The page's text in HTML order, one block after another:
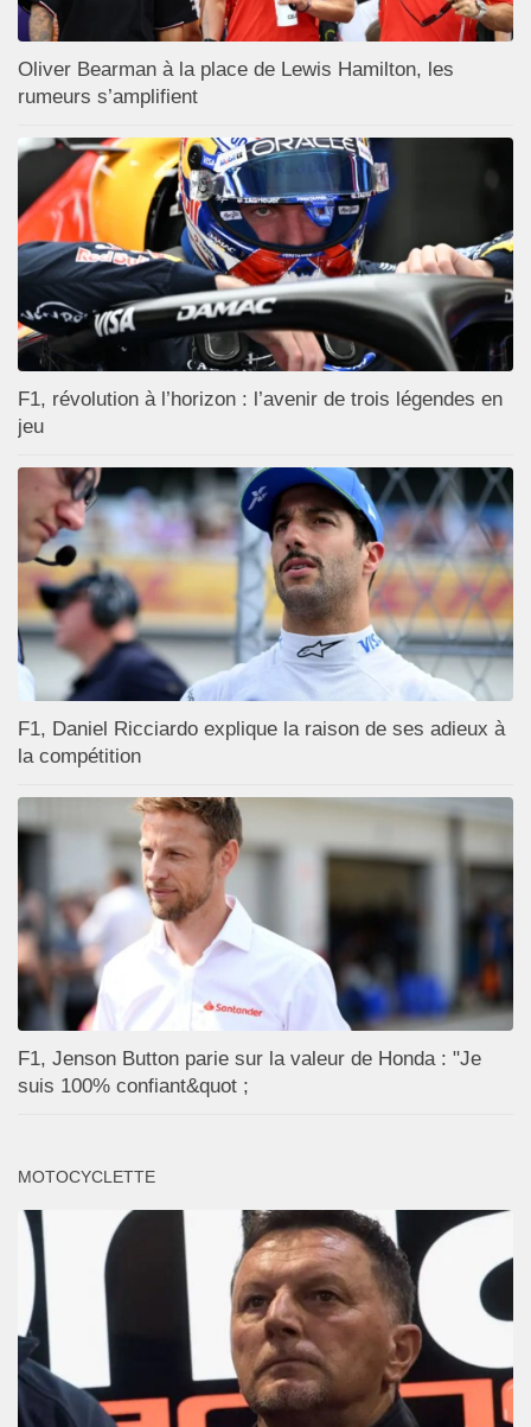
Oliver Bearman à la place de Lewis Hamilton, les
rumeurs s’amplifient
F1, révolution à l’horizon : l’avenir de trois légendes en
jeu
F1, Daniel Ricciardo explique la raison de ses adieux à
la compétition
F1, Jenson Button parie sur la valeur de Honda : "Je
suis 100% confiant&quot ;
MOTOCYCLETTE